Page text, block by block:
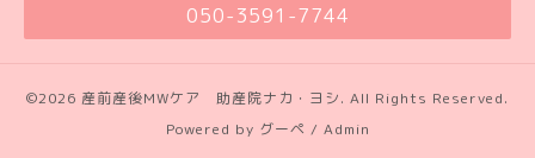
050-3591-7744
©2026 産前産後MWケア 助産院ナカ・ヨシ. All Rights Reserved.
Powered by グーペ / Admin